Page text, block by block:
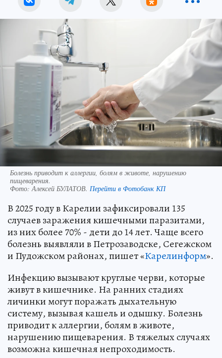
Болезнь приводит к аллергии, болям в животе, нарушению
пищеварения.
Фото:Алексей БУЛАТОВ. Перейти в Фотобанк КП
В 2025 году в Карелии зафиксировали 135
случаев заражения кишечными паразитами,
из них более 70% - дети до 14 лет. Чаще всего
болезнь выявляли в Петрозаводске, Сегежском
и Пудожском районах, пишет «Карелинформ».
Инфекцию вызывают круглые черви, которые
живут в кишечнике. На ранних стадиях
личинки могут поражать дыхательную
систему, вызывая кашель и одышку. Болезнь
приводит к аллергии, болям в животе,
нарушению пищеварения. В тяжелых случаях
возможна кишечная непроходимость.